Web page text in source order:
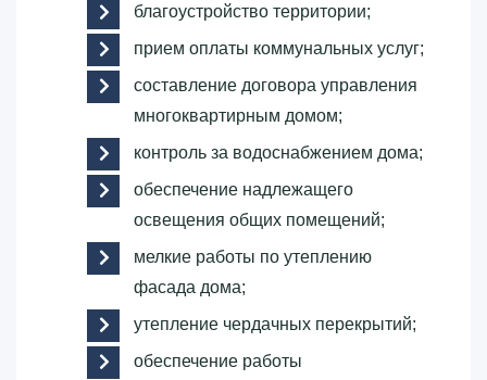
благоустройство территории;
прием оплаты коммунальных услуг;
составление договора управления
многоквартирным домом;
контроль за водоснабжением дома;
обеспечение надлежащего
освещения общих помещений;
мелкие работы по утеплению
фасада дома;
утепление чердачных перекрытий;
обеспечение работы